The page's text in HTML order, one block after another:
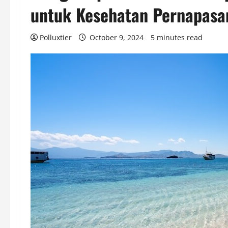
untuk Kesehatan
Polluxtier October 9, 2024 5 minutes read